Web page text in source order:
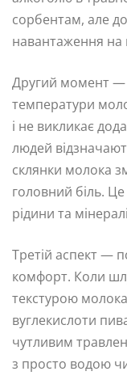
сорбентам, але
навантаження на
Другий момент —
температури
і не викликає
людей
склянки молока
головний біль.
рідини та
Третій аспект —
комфорт. Коли
текстурою
вуглекислоти
чутливим
з просто водою